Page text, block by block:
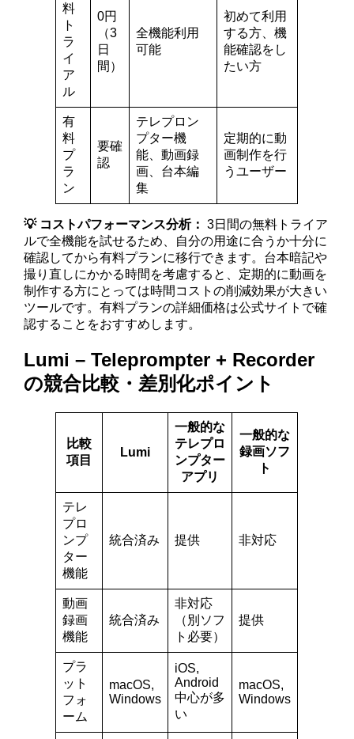
料
ト
ラ
イ
ア
ル
0円
（3
日
間）
全機能利用
可能
初めて利用
する方、機
能確認をし
たい方
有
料
プ
ラ
ン
要確
認
テレプロン
プター機
能、動画録
画、台本編
集
定期的に動
画制作を行
うユーザー
💡 コストパフォーマンス分析： 3日間の無料トライア
ルで全機能を試せるため、自分の用途に合うか十分に
確認してから有料プランに移行できます。台本暗記や
撮り直しにかかる時間を考慮すると、定期的に動画を
制作する方にとっては時間コストの削減効果が大きい
ツールです。有料プランの詳細価格は公式サイトで確
認することをおすすめします。
Lumi – Teleprompter + Recorder
の競合比較・差別化ポイント
比較
項目
Lumi
一般的な
テレプロ
ンプター
アプリ
一般的な
録画ソフ
ト
テレ
プロ
ンプ
ター
機能
統合済み 提供 非対応
動画
録画
機能
統合済み
非対応
（別ソフ
ト必要）
提供
プラ
ット
フォ
ーム
macOS,
Windows
iOS,
Android
中心が多
い
macOS,
Windows